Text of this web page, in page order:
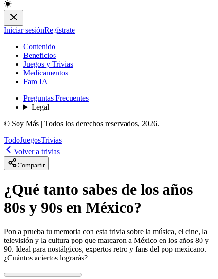
Iniciar sesiónRegístrate
Contenido
Beneficios
Juegos y Trivias
Medicamentos
Faro IA
Preguntas Frecuentes
Legal
© Soy Más | Todos los derechos reservados, 2026.
TodoJuegosTrivias
Volver a trivias
Compartir
¿Qué tanto sabes de los años
80s y 90s en México?
Pon a prueba tu memoria con esta trivia sobre la música, el cine, la
televisión y la cultura pop que marcaron a México en los años 80 y
90. Ideal para nostálgicos, expertos retro y fans del pop mexicano.
¿Cuántos aciertos lograrás?